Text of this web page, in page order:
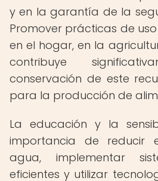
y en la garantía de la
Promover prácticas de
en el hogar, en la
contribuye
conservación de este
para la producción de
La educación y la
importancia de reducir
agua, implementar
eficientes y utilizar